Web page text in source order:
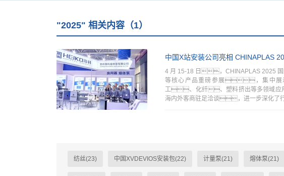
"2025" 相关内容（1）
中国X站安装公司亮相 CHINAPLAS
4 月 15-18 日，CHINAPLAS 2025
等核心产品重磅参展，集中展
工、化纤、塑料挤出等多领域
海内外客商驻足洽谈，进一步深化
纺丝(23) 中国XVDEVIOS安装包(22) 计量泵(21) 熔体泵(21)